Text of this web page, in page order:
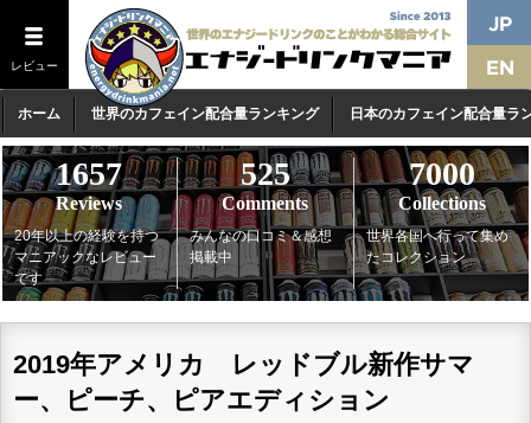
レビュー
ホーム 世界のカフェイン配合量ランキング 日本のカフェイン配合量ラ
1657
Reviews
20年以上の経験を持つ
マニアックなレビュー
です
525
Comments
みんなの口コミ＆感想
掲載中
7000
Collections
世界各国へ行って集め
たコレクション
2019年アメリカ レッドブル新作サマ
ー、ピーチ、ピアエディション